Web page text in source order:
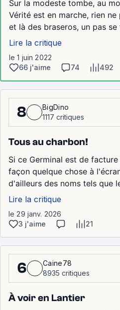
Sur la modeste tombe, au
Vérité est en marche, rien ne
et là des braseros, un pas
Lire la critique
le 1 juin 2022
66 j'aime
74 492
8
BigDino
1117 critiques
Tous au charbon!
Si ce Germinal est de
façon quelque chose à
d'ailleurs des noms tels que
Lire la critique
le 29 janv. 2026
3 j'aime
21
6
Caine78
8935 critiques
À voir en Lantier